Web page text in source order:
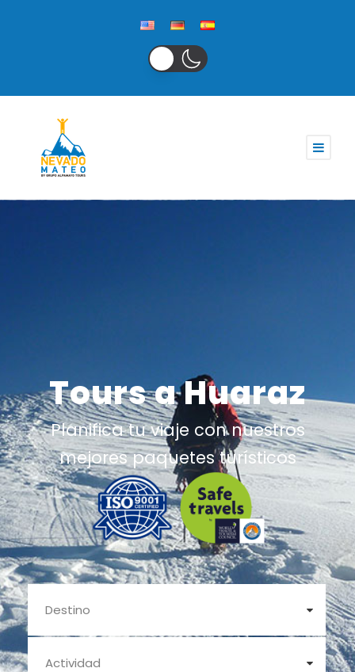
Tours a Huaraz
Planifica tu viaje con nuestros
mejores paquetes turísticos